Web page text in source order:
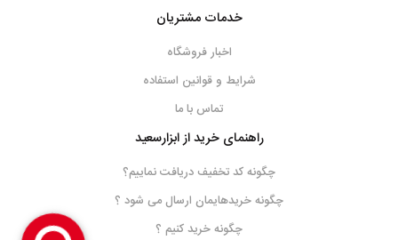
خدمات مشتریان
اخبار فروشگاه
شرایط و قوانین استفاده
تماس با ما
راهنمای خرید از ابزارسعید
چگونه کد تخفیف دریافت نماییم؟
چگونه خریدهایمان ارسال می شود ؟
چگونه خرید کنیم ؟